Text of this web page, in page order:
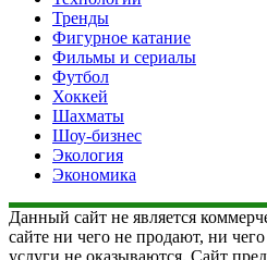
Тренды
Фигурное катание
Фильмы и сериалы
Футбол
Хоккей
Шахматы
Шоу-бизнес
Экология
Экономика
Данный сайт не является
сайте ни чего не продают, ни